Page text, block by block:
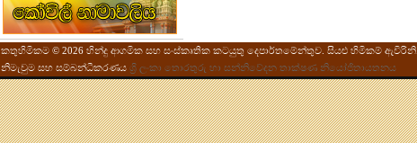
කතුහිමිකම © 2026 හින්දු ආගමික සහ සංස්කෘතික කටයුතු දෙපාර්තමේන්තුව. සියළු හිමිකම් ඇවිරිනි.
නිමැවුම සහ සම්බන්ධීකරණය ශ්‍රි ලංකා තොරතුරු හා සන්නිවේදන තාක්ෂණ නියෝජිතායතනය